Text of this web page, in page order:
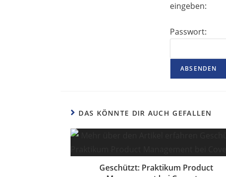
eingeben:
Passwort:
DAS KÖNNTE DIR AUCH GEFALLEN
Geschützt: Praktikum Product